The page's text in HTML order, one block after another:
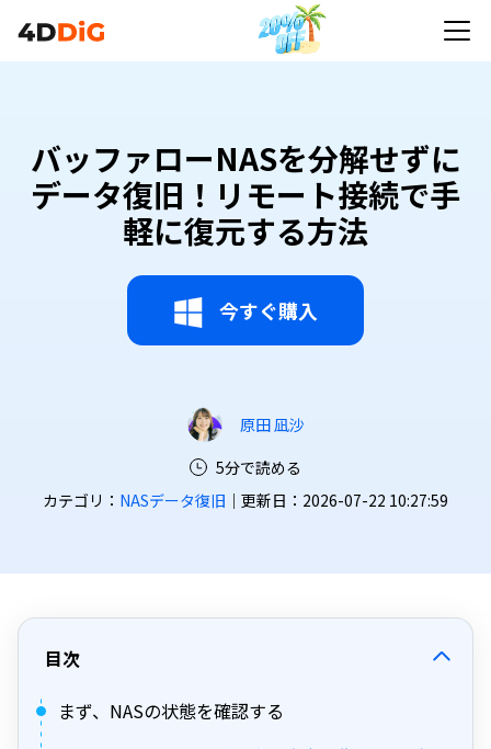
ト接続で手軽に復元する方法
バッファローNASを分解せずに
データ復旧！リモート接続で手
軽に復元する方法
今すぐ購入
原田 凪沙
5分で読める
カテゴリ： NASデータ復旧 ｜更新日：2026-07-22 10:27:59
目次
まず、NASの状態を確認する